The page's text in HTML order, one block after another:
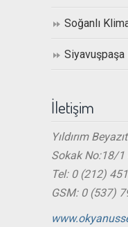
Soğanlı
İletişim
Yıldırım
Sokak No:18/1
Tel: 0 (212)
GSM: 0 (537)